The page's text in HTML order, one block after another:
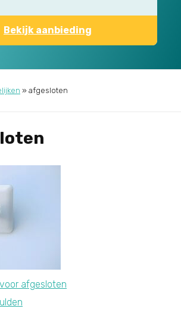
Bekijk aanbieding
» afgesloten
afgesloten